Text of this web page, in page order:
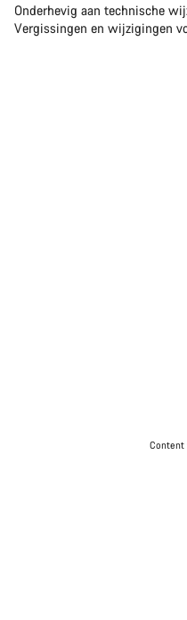
Onderhevig aan technische
Vergissingen en wijzigingen
Content